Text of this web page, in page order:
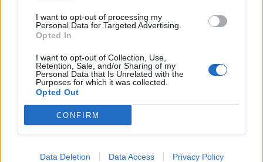
I want to opt-out of processing my
Personal Data for Targeted Advertising.
Opted In
I want to opt-out of Collection, Use,
Retention, Sale, and/or Sharing of my
Personal Data that Is Unrelated with the
Purposes for which it was collected.
Opted Out
CONFIRM
Data Deletion Data Access Privacy Policy
ARTIGOS MAIS POPULARES
Incêndio florestal no concelho de Fornos
de Algodres
07/08/2026
07/08/2026